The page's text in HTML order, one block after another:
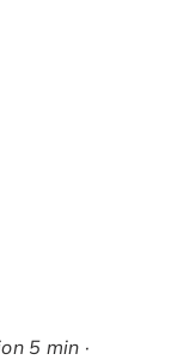
5 min ·